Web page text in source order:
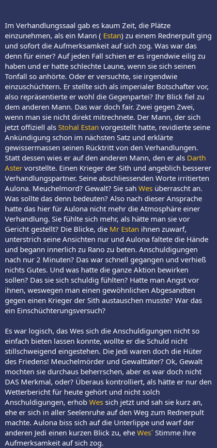
Im Verhandlungssaal gab es kaum Zeit, die Plätze
einzunehmen, als ein Mann ( Estan) zu einem Rednerpult ging
und sofort die Aufmerksamkeit auf sich zog. Was war das
denn für einer? Auf jeden Fall schien er es irgendwie eilig zu
haben und er hatte schlechte Laune, wenn sie sich seinen
Tonfall so anhörte. Oder er versuchte, sie irgendwie
einzuschüchtern. Er stellte sich als imperialer Botschafter vor,
also repräsentierte er wohl die Gegenpartei? Ihr Blick fiel zu
dem anderen Mann. Das war doch fair. Zwei gegen Zwei,
wenn man sie nicht direkt mitrechnete. Der Mann, der sich
jetzt offiziell als Stohal Estan vorgestellt hatte, revidierte seine
Ankündigung schon im nächsten Satz und erklärte
gewissermassen seinen Rücktritt von den Verhandlungen.
Statt dessen wies er auf den anderen Mann, den er als Darth
Aster vorstellte. Einen Krieger der Sith und angeblich besserer
Verhandlungspartner. Seine abschliessenden Worte irritierten
Aulona. Meuchelmord? Gewalt? Sie sah Wes überrascht an.
Was sollte das denn bedeuten? Also nach dieser Ansprache
hatte das hier für Aulona nicht mehr die Atmosphäre einer
Verhandlung. Sie fühlte sich mehr, als hätte man sie vor
Gericht gestellt? Die Blicke, die Mr Estan ihnen zuwarf,
unterstrich seine Ansichten nur und Aulona faltete die Hände
und begann innerlich zu Rano zu beten. Anschuldigungen
nach nur 2 Minuten? Das war schnell gegangen und verhieß
nichts Gutes. Und was hatte die ganze Aktion bewirken
sollen? Das sie sich schuldig fühlten? Hatte man Angst vor
ihnen, weswegen man einen gewöhnlichen Abgesandten
gegen einen Krieger der Sith austauschen musste? War das
ein Einschüchterungsversuch?
Es war logisch, das Wes sich die Anschuldigungen nicht so
einfach bieten lassen konnte, wollte er die Schuld nicht
stillschweigend eingestehen. Die Jedi waren doch die Hüter
des Friedens! Meuchelmörder und Gewalttäter? Ok, Gewalt
mochten sie durchaus beherrschen, aber es war doch nicht
DAS Merkmal, oder? Überaus kontrolliert, als hätte er nur den
Wetterbericht für heute gehört und nicht solch
Anschuldigungen, erhob Wes sich jetzt und sah sie kurz an,
ehe er sich in aller Seelenruhe auf den Weg zum Rednerpult
machte. Aulona biss sich auf die Unterlippe und warf der
anderen Jedi einen kurzen Blick zu, ehe Wes´ Stimme ihre
Aufmerksamkeit auf sich zog.